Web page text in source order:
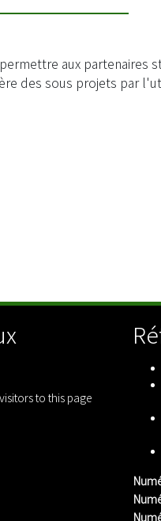
aux partenaires
des sous projets par